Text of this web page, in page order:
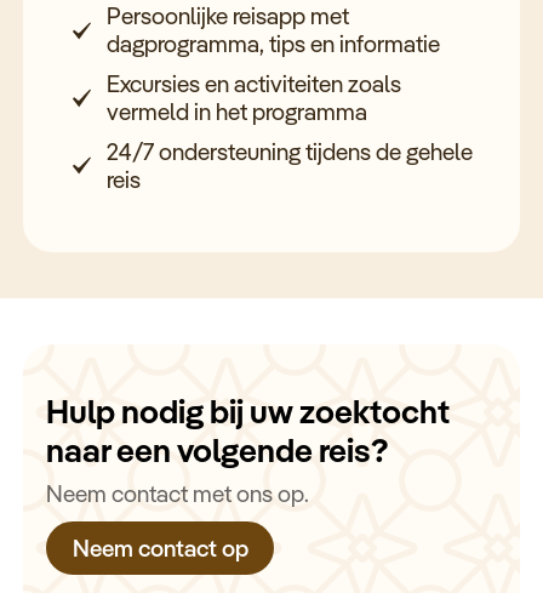
Persoonlijke reisapp met
dagprogramma, tips en informatie
Excursies en activiteiten zoals
vermeld in het programma
24/7 ondersteuning tijdens de gehele
reis
Hulp nodig bij uw zoektocht
naar een volgende reis?
Neem contact met ons op.
Neem contact op